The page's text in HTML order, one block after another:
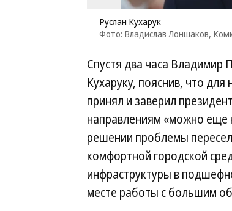
Руслан Кухарук
Фото: Владислав Лоншаков,
Спустя два часа Владимир
Кухаруку, пояснив, что
принял и заверил
направлениям «можно еще
решении проблемы
комфортной городской
инфраструктуры в
месте работы с большим